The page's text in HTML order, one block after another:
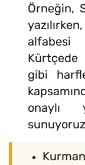
Örneğin,
alfabesi
Kürtçede
gibi
onaylı